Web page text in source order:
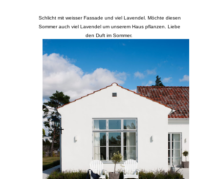
Schlicht mit weisser Fassade und viel Lavendel. Möchte diesen
Sommer auch viel Lavendel um unserem Haus pflanzen. Liebe
den Duft im Sommer.